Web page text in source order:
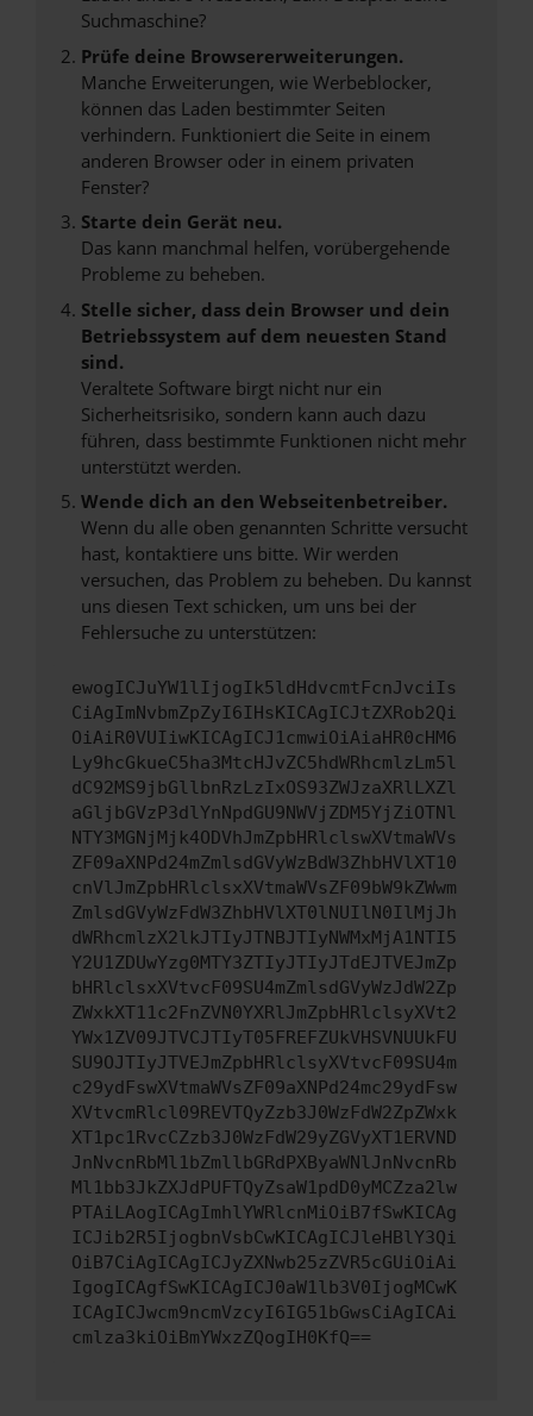
Suchmaschine?
Prüfe deine Browsererweiterungen.
Manche Erweiterungen, wie Werbeblocker,
können das Laden bestimmter Seiten
verhindern. Funktioniert die Seite in einem
anderen Browser oder in einem privaten
Fenster?
Starte dein Gerät neu.
Das kann manchmal helfen, vorübergehende
Probleme zu beheben.
Stelle sicher, dass dein Browser und dein
Betriebssystem auf dem neuesten Stand
sind.
Veraltete Software birgt nicht nur ein
Sicherheitsrisiko, sondern kann auch dazu
führen, dass bestimmte Funktionen nicht mehr
unterstützt werden.
Wende dich an den Webseitenbetreiber.
Wenn du alle oben genannten Schritte versucht
hast, kontaktiere uns bitte. Wir werden
versuchen, das Problem zu beheben. Du kannst
uns diesen Text schicken, um uns bei der
Fehlersuche zu unterstützen:
ewogICJuYW1lIjogIk5ldHdvcmtFcnJvciIs
CiAgImNvbmZpZyI6IHsKICAgICJtZXRob2Qi
OiAiR0VUIiwKICAgICJ1cmwiOiAiaHR0cHM6
Ly9hcGkueC5ha3MtcHJvZC5hdWRhcmlzLm5l
dC92MS9jbGllbnRzLzIxOS93ZWJzaXRlLXZl
aGljbGVzP3dlYnNpdGU9NWVjZDM5YjZiOTNl
NTY3MGNjMjk4ODVhJmZpbHRlclswXVtmaWVs
ZF09aXNPd24mZmlsdGVyWzBdW3ZhbHVlXT10
cnVlJmZpbHRlclsxXVtmaWVsZF09bW9kZWwm
ZmlsdGVyWzFdW3ZhbHVlXT0lNUIlN0IlMjJh
dWRhcmlzX2lkJTIyJTNBJTIyNWMxMjA1NTI5
Y2U1ZDUwYzg0MTY3ZTIyJTIyJTdEJTVEJmZp
bHRlclsxXVtvcF09SU4mZmlsdGVyWzJdW2Zp
ZWxkXT11c2FnZVN0YXRlJmZpbHRlclsyXVt2
YWx1ZV09JTVCJTIyT05FREFZUkVHSVNUUkFU
SU9OJTIyJTVEJmZpbHRlclsyXVtvcF09SU4m
c29ydFswXVtmaWVsZF09aXNPd24mc29ydFsw
XVtvcmRlcl09REVTQyZzb3J0WzFdW2ZpZWxk
XT1pc1RvcCZzb3J0WzFdW29yZGVyXT1ERVND
JnNvcnRbMl1bZmllbGRdPXByaWNlJnNvcnRb
Ml1bb3JkZXJdPUFTQyZsaW1pdD0yMCZza2lw
PTAiLAogICAgImhlYWRlcnMiOiB7fSwKICAg
ICJib2R5IjogbnVsbCwKICAgICJleHBlY3Qi
OiB7CiAgICAgICJyZXNwb25zZVR5cGUiOiAi
IgogICAgfSwKICAgICJ0aW1lb3V0IjogMCwK
ICAgICJwcm9ncmVzcyI6IG51bGwsCiAgICAi
cmlza3kiOiBmYWxzZQogIH0KfQ==